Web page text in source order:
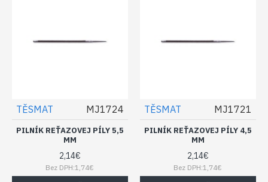
TĚSMAT MJ1724
PILNÍK REŤAZOVEJ PÍLY 5,5
MM
2,14€
Bez DPH:1,74€
TĚSMAT MJ1721
PILNÍK REŤAZOVEJ PÍLY 4,5
MM
2,14€
Bez DPH:1,74€